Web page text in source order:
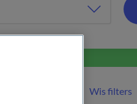
Wis filters